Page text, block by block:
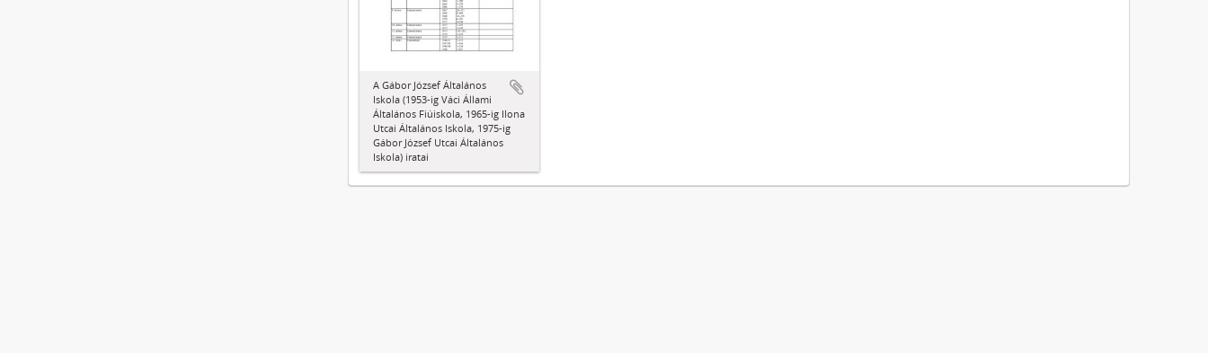
A Gábor József Általános
Iskola (1953-ig Váci Állami
Általános Fiúiskola, 1965-ig Ilona
Utcai Általános Iskola, 1975-ig
Gábor József Utcai Általános
Iskola) iratai